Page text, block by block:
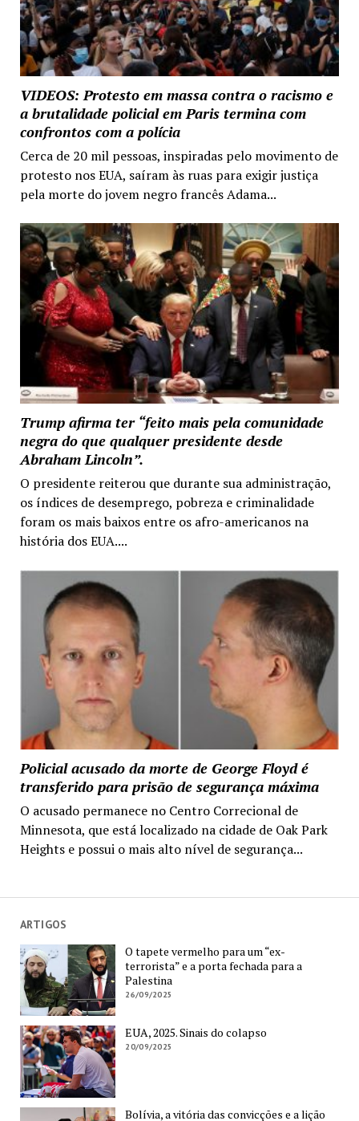
VIDEOS: Protesto em massa contra o racismo e
a brutalidade policial em Paris termina com
confrontos com a polícia
Cerca de 20 mil pessoas, inspiradas pelo movimento de
protesto nos EUA, saíram às ruas para exigir justiça
pela morte do jovem negro francês Adama...
Trump afirma ter “feito mais pela comunidade
negra do que qualquer presidente desde
Abraham Lincoln”.
O presidente reiterou que durante sua administração,
os índices de desemprego, pobreza e criminalidade
foram os mais baixos entre os afro-americanos na
história dos EUA....
Policial acusado da morte de George Floyd é
transferido para prisão de segurança máxima
O acusado permanece no Centro Correcional de
Minnesota, que está localizado na cidade de Oak Park
Heights e possui o mais alto nível de segurança...
ARTIGOS
O tapete vermelho para um “ex-
terrorista” e a porta fechada para a
Palestina
26/09/2025
EUA, 2025. Sinais do colapso
20/09/2025
Bolívia, a vitória das convicções e a lição